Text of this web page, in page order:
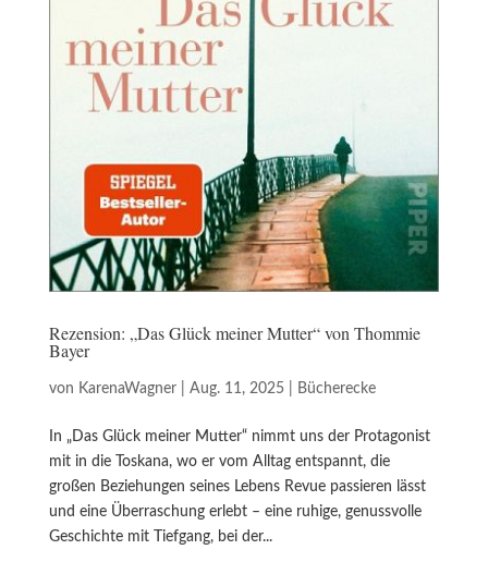
Rezension: „Das Glück meiner Mutter“ von Thommie
Bayer
von KarenaWagner| Aug. 11, 2025| Bücherecke
In „Das Glück meiner Mutter“ nimmt uns der Protagonist
mit in die Toskana, wo er vom Alltag entspannt, die
großen Beziehungen seines Lebens Revue passieren lässt
und eine Überraschung erlebt – eine ruhige, genussvolle
Geschichte mit Tiefgang, bei der...